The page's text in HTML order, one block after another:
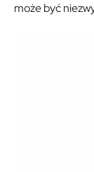
może być